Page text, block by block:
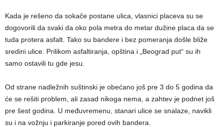
Kada je rešeno da sokače postane ulica, vlasnici placeva su se
dogovorili da svaki da oko pola metra do metar dužine placa da se
tuda protera asfalt. Tako su bandere i bez pomeranja došle bliže
sredini ulice. Prilikom asfaltiranja, opština i „Beograd put“ su ih
samo ostavili tu gde jesu.
Od strane nadležnih suštinski je obećano još pre 3 do 5 godina da
će se rešiti problem, ali zasad nikoga nema, a zahtev je podnet još
pre šest godina. U međuvremenu, stanari ulice se snalaze, navikli
su i na vožnju i parkiranje pored ovih bandera.